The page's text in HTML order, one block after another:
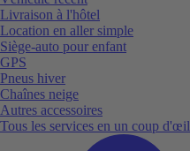
Livraison à l'hôtel
Location en aller simple
Siège-auto pour enfant
GPS
Pneus hiver
Chaînes neige
Autres accessoires
Tous les services en un coup d'œil